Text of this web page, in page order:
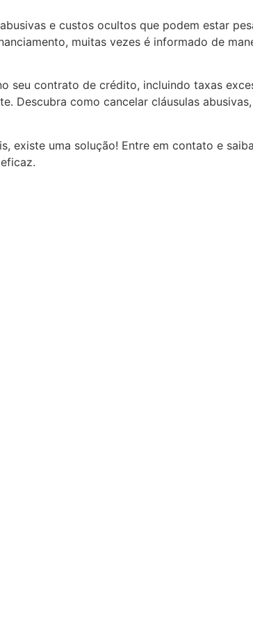
e custos ocultos que podem estar
muitas vezes é informado de
seu contrato de crédito, incluindo taxas
Descubra como cancelar cláusulas
existe uma solução! Entre em contato e